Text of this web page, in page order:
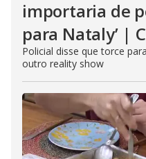
importaria de
para Nataly’ |
Policial disse que torce
outro reality show